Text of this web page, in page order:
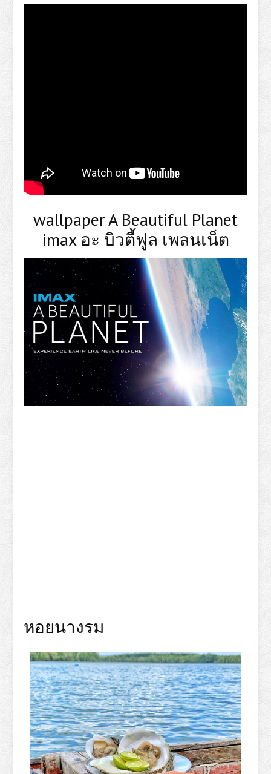
wallpaper A Beautiful Planet
imax อะ บิวตี้ฟูล เพลนเน็ต
หอยนางรม